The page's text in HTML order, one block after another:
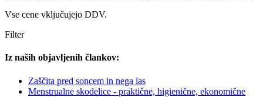
Vse cene vključujejo DDV.
Filter
Iz naših objavljenih člankov:
Zaščita pred soncem in nega las
Menstrualne skodelice - praktične, higienične, ekonomične